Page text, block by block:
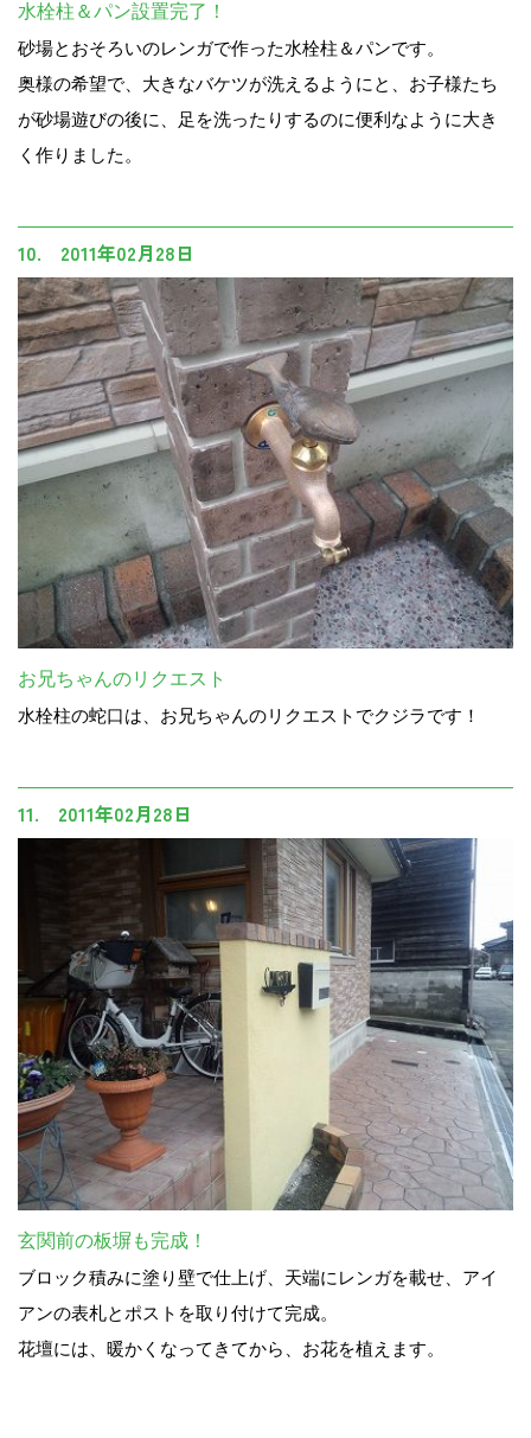
水栓柱＆パン設置完了！
砂場とおそろいのレンガで作った水栓柱＆パンです。
奥様の希望で、大きなバケツが洗えるようにと、お子様たち
が砂場遊びの後に、足を洗ったりするのに便利なように大き
く作りました。
10. 2011年02月28日
お兄ちゃんのリクエスト
水栓柱の蛇口は、お兄ちゃんのリクエストでクジラです！
11. 2011年02月28日
玄関前の板塀も完成！
ブロック積みに塗り壁で仕上げ、天端にレンガを載せ、アイ
アンの表札とポストを取り付けて完成。
花壇には、暖かくなってきてから、お花を植えます。